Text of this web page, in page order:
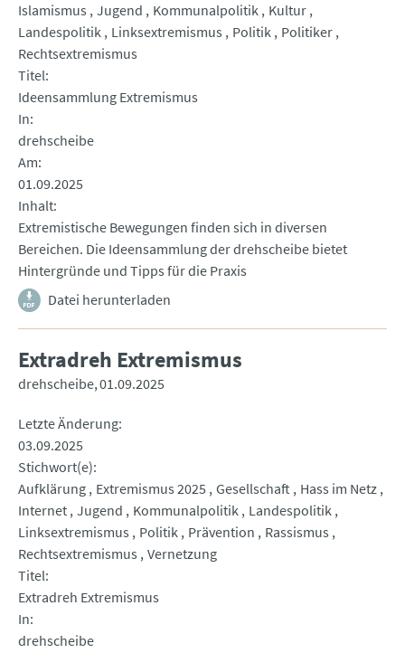
Islamismus Jugend Kommunalpolitik Kultur
Landespolitik Linksextremismus Politik Politiker
Rechtsextremismus
Titel
Ideensammlung Extremismus
In
drehscheibe
Am
01.09.2025
Inhalt
Extremistische Bewegungen finden sich in diversen
Bereichen. Die Ideensammlung der drehscheibe bietet
Hintergründe und Tipps für die Praxis
Datei herunterladen
Extradreh Extremismus
drehscheibe 01.09.2025
Letzte Änderung
03.09.2025
Stichwort(e)
Aufklärung Extremismus 2025 Gesellschaft Hass im Netz
Internet Jugend Kommunalpolitik Landespolitik
Linksextremismus
Politik Prävention
Rassismus
Rechtsextremismus Vernetzung
Titel
Extradreh Extremismus
In
drehscheibe